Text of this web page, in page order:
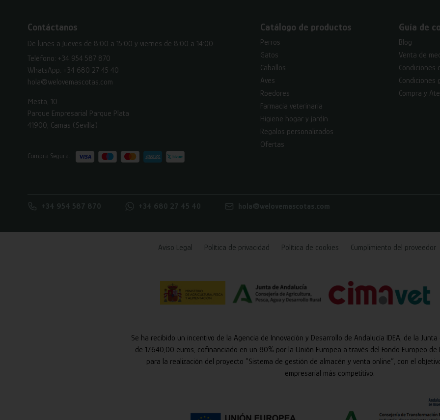
Contáctanos
De lunes a jueves de 8:00 a 15:00 y viernes de 8:00 a 14:00
Teléfono: +34 954 587 870
WhatsApp: +34 680 27 45 40
hola@welovemascotas.com
Mesta, 10
Parque Empresarial Parque Plata
41900, Camas (Sevilla)
Compra Segura:
Catálogo de productos
Perros
Gatos
Caballos
Aves
Roedores
Farmacia veterinaria
Higiene hogar y jardín
Regalos personalizados
Ofertas
Guía de
Blog
Venta de
Condiciones
Condiciones
Compra y
+34 954 587 870 +34 680 27 45 40 hola@welovemascotas.com
Aviso Legal Política de privacidad Política de cookies Cumplimiento del proveedor
Se ha recibido un incentivo de la Agencia de Innovación y Desarrollo de Andalucía IDEA, de la
de 17.640,00 euros, cofinanciado en un 80% por la Unión Europea a través del Fondo Europeo de
para la realización del proyecto “Sistema de gestión de almacén y venta online”, con el
empresarial más competitivo.